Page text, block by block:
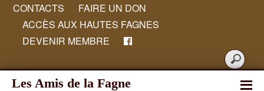
CONTACTS
FAIRE UN DON
ACCÈS AUX HAUTES FAGNES
DEVENIR MEMBRE
Les Amis de la Fagne